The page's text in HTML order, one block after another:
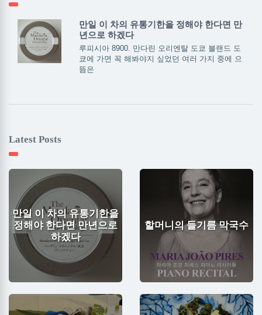
만일 이 차의 유통기한을 정해야 한다면 만
년으로 하겠다
루피시아 8900. 만다린 오리엔탈 도쿄 블랜드 도
쿄에 가면 꼭 해봐야지 싶었던 여러 가지 중에 으
뜸은
Latest Posts
만일 이 차의 유통기한을
정해야 한다면 만년으로
하겠다
할머니의 들기름 막국수